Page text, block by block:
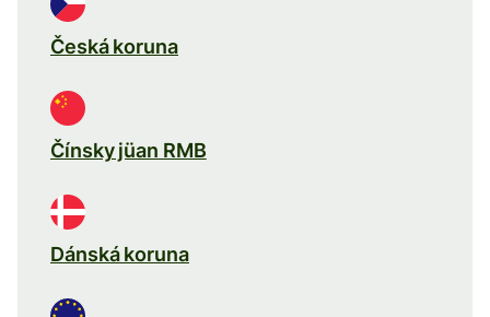
Česká koruna
Čínsky jüan RMB
Dánská koruna